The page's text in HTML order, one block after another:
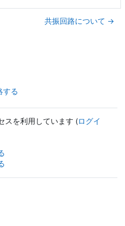
共振回路について →
する
スを利用しています (ログイ